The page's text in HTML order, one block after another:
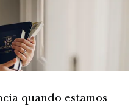
quando estamos